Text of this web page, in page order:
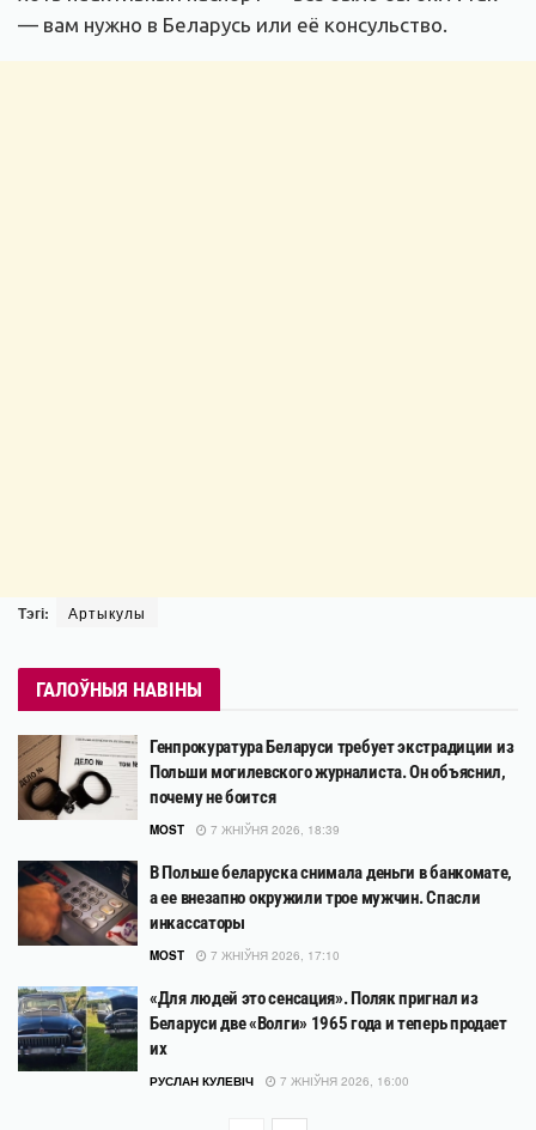
— вам нужно в Беларусь или её консульство.
Тэгі: Артыкулы
ГАЛОЎНЫЯ НАВІНЫ
Генпрокуратура Беларуси требует экстрадиции из
Польши могилевского журналиста. Он объяснил,
почему не боится
MOST 7 ЖНІЎНЯ 2026, 18:39
В Польше беларуска снимала деньги в банкомате,
а ее внезапно окружили трое мужчин. Спасли
инкассаторы
MOST 7 ЖНІЎНЯ 2026, 17:10
«Для людей это сенсация». Поляк пригнал из
Беларуси две «Волги» 1965 года и теперь продает
их
РУСЛАН КУЛЕВІЧ 7 ЖНІЎНЯ 2026, 16:00